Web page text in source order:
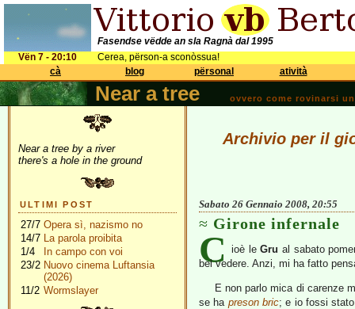
Fasendse vëdde an sla Ragnà dal 1995
Vën 7 - 20:10
Cerea, përson-a sconòssua!
cà
blog përsonal atività
Near a tree ovvero come rovinarsi
Near a tree by a river
there's a hole in the ground
ULTIMI POST
27/7 Opera sì, nazismo no
14/7 La parola proibita
1/4
In campo con voi
23/2 Nuovo cinema Luftansia
(2026)
11/2 Wormslayer
Archivio per il
Sabato 26 Gennaio 2008, 20:55
Girone infernale
C ioè leGru al sabato
bel vedere. Anzi, mi ha fatto
E non parlo mica di carenze
se ha preson bric; e io fossi